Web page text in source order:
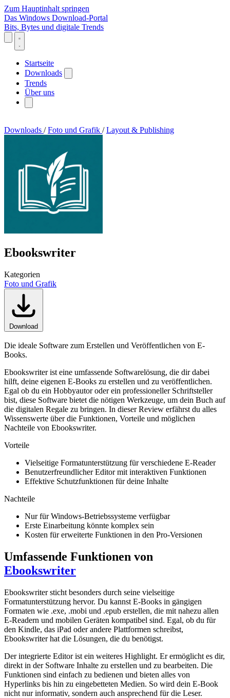
Zum Hauptinhalt springen
Das Windows Download-Portal
Bits, Bytes und digitale Trends
Startseite
Downloads
Trends
Über uns
Downloads / Foto und Grafik / Layout & Publishing
Ebookswriter
Kategorien
Foto und Grafik
Download
Die ideale Software zum Erstellen und Veröffentlichen von E-
Books.
Ebookswriter ist eine umfassende Softwarelösung, die dir dabei
hilft, deine eigenen E-Books zu erstellen und zu veröffentlichen.
Egal ob du ein Hobbyautor oder ein professioneller Schriftsteller
bist, diese Software bietet die nötigen Werkzeuge, um dein Buch auf
die digitalen Regale zu bringen. In dieser Review erfährst du alles
Wissenswerte über die Funktionen, Vorteile und möglichen
Nachteile von Ebookswriter.
Vorteile
Vielseitige Formatunterstützung für verschiedene E-Reader
Benutzerfreundlicher Editor mit interaktiven Funktionen
Effektive Schutzfunktionen für deine Inhalte
Nachteile
Nur für Windows-Betriebssysteme verfügbar
Erste Einarbeitung könnte komplex sein
Kosten für erweiterte Funktionen in den Pro-Versionen
Umfassende Funktionen von
Ebookswriter
Ebookswriter sticht besonders durch seine vielseitige
Formatunterstützung hervor. Du kannst E-Books in gängigen
Formaten wie .exe, .mobi und .epub erstellen, die mit nahezu allen
E-Readern und mobilen Geräten kompatibel sind. Egal, ob du für
den Kindle, das iPad oder andere Plattformen schreibst,
Ebookswriter hat die Lösungen, die du benötigst.
Der integrierte Editor ist ein weiteres Highlight. Er ermöglicht es dir,
direkt in der Software Inhalte zu erstellen und zu bearbeiten. Die
Funktionen sind einfach zu bedienen und bieten alles von
Hyperlinks bis hin zu eingebetteten Medien. So wird dein E-Book
nicht nur informativ, sondern auch ansprechend für die Leser.